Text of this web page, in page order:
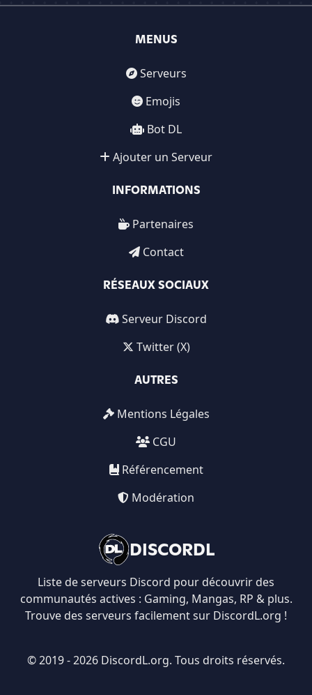
DISCORDL
Liste de serveurs Discord pour découvrir des
communautés actives : Gaming, Mangas, RP & plus.
Trouve des serveurs facilement sur DiscordL.org !
MENUS
Serveurs
Emojis
Bot DL
Ajouter un Serveur
INFORMATIONS
Partenaires
Contact
RÉSEAUX SOCIAUX
Serveur Discord
Twitter (X)
AUTRES
Mentions Légales
CGU
Référencement
Modération
© 2019 - 2026 DiscordL.org. Tous droits réservés.